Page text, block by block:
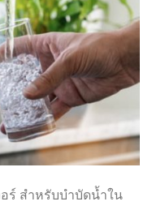
อร์ สำหรับบำบัดน้ำใน